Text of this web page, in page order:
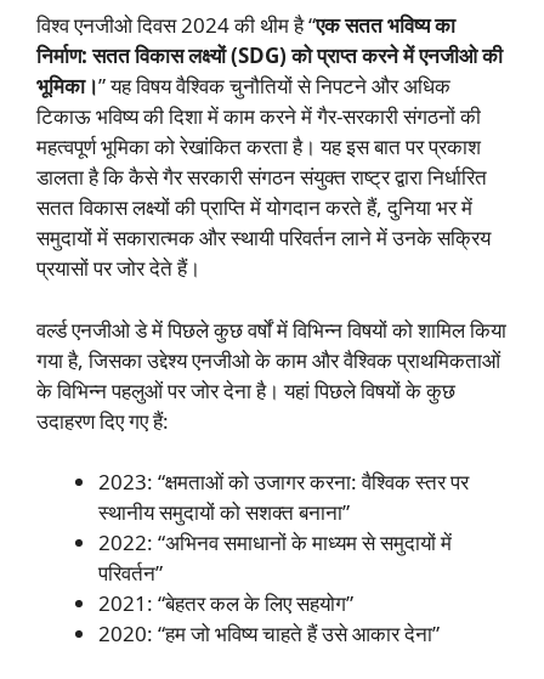
विश्व एनजीओ दिवस 2024 की थीम है “एक सतत भविष्य का
निर्माण: सतत विकास लक्ष्यों (SDG) को प्राप्त करने में एनजीओ की
भूमिका।” यह विषय वैश्विक चुनौतियों से निपटने और अधिक
टिकाऊ भविष्य की दिशा में काम करने में गैर-सरकारी संगठनों की
महत्वपूर्ण भूमिका को रेखांकित करता है। यह इस बात पर प्रकाश
डालता है कि कैसे गैर सरकारी संगठन संयुक्त राष्ट्र द्वारा निर्धारित
सतत विकास लक्ष्यों की प्राप्ति में योगदान करते हैं, दुनिया भर में
समुदायों में सकारात्मक और स्थायी परिवर्तन लाने में उनके सक्रिय
प्रयासों पर जोर देते हैं।
वर्ल्ड एनजीओ डे में पिछले कुछ वर्षों में विभिन्न विषयों को शामिल किया
गया है, जिसका उद्देश्य एनजीओ के काम और वैश्विक प्राथमिकताओं
के विभिन्न पहलुओं पर जोर देना है। यहां पिछले विषयों के कुछ
उदाहरण दिए गए हैं:
2023: “क्षमताओं को उजागर करना: वैश्विक स्तर पर
स्थानीय समुदायों को सशक्त बनाना”
2022: “अभिनव समाधानों के माध्यम से समुदायों में
परिवर्तन”
2021: “बेहतर कल के लिए सहयोग”
2020: “हम जो भविष्य चाहते हैं उसे आकार देना”